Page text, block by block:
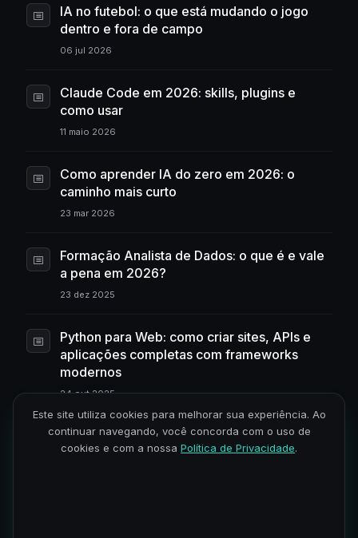
IA no futebol: o que está mudando o jogo
dentro e fora de campo
06 jul 2026
Claude Code em 2026: skills, plugins e
como usar
11 maio 2026
Como aprender IA do zero em 2026: o
caminho mais curto
23 mar 2026
Formação Analista de Dados: o que é e vale
a pena em 2026?
23 dez 2025
Python para Web: como criar sites, APIs e
aplicações completas com frameworks
modernos
24 out 2025
Bibliotecas de Python web scraping:
automatize tarefas e extraia dados
Este site utiliza cookies para melhorar sua experiência. Ao
continuar navegando, você concorda com o uso de
cookies e com a nossa Política de Privacidade.